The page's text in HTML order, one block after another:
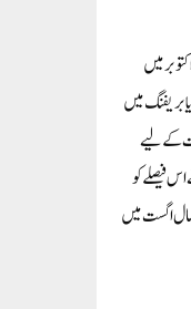
جنہیں اکتوبر میں
بریفنگ میں
آٹھوں سے ملاقات کے لیے
ہندوستان نے اس فیصلے کو
سال اگست میں